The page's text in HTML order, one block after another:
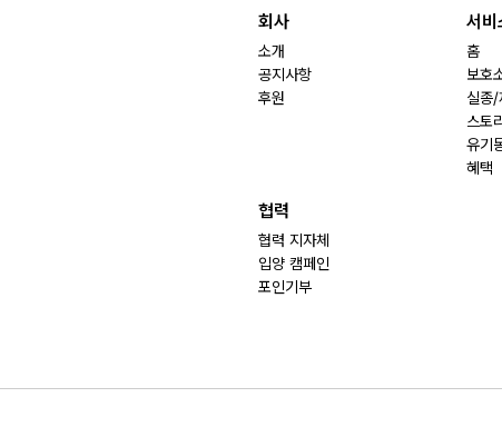
회사
소개
공지사항
후원
서비
홈
보호
실종/
스토리
유기
혜택
협력
협력 지자체
입양 캠페인
포인기부